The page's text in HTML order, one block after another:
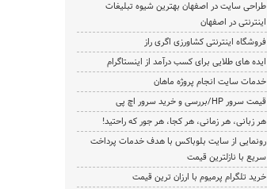
طراحی سایت در اصفهان بهترین شیوه تبلیغات
اینترنتی در اصفهان
فروشگاه اینترنتی کشاورزی اگری راز
ایده های طلایی برای کسب درآمد از اینستاگرام
خدمات سایت انجام پروژه ماهان
قیمت سرور HP/بررسی و خرید سرور اچ پی
هر زبانی، هر زمانی، هر کجا، هر جور که راحتید!
رونمایی از سایت بلوباکس با هدف خدمات پرداخت
سریع با نازلترین قیمت
خرید تلگرام پرمیوم با ارزان ترین قیمت